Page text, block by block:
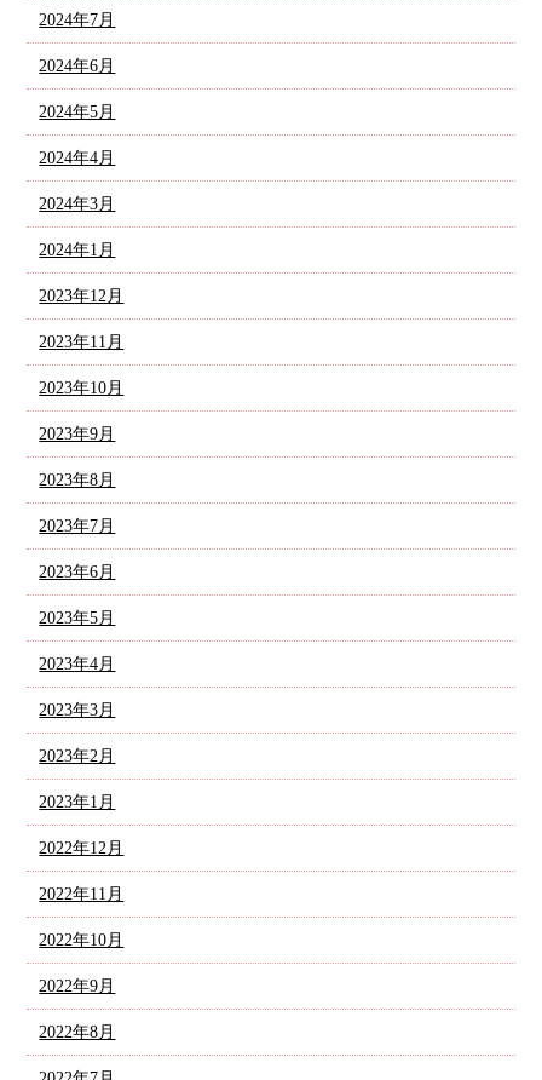
2024年7月
2024年6月
2024年5月
2024年4月
2024年3月
2024年1月
2023年12月
2023年11月
2023年10月
2023年9月
2023年8月
2023年7月
2023年6月
2023年5月
2023年4月
2023年3月
2023年2月
2023年1月
2022年12月
2022年11月
2022年10月
2022年9月
2022年8月